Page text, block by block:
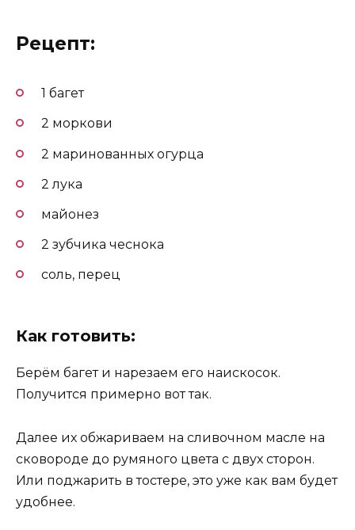
Рецепт:
1 багет
2 моркови
2 маринованных огурца
2 лука
майонез
2 зубчика чеснока
соль, перец
Как готовить:
Берём багет и нарезаем его наискосок.
Получится примерно вот так.
Далее их обжариваем на сливочном масле на
сковороде до румяного цвета с двух сторон.
Или поджарить в тостере, это уже как вам будет
удобнее.